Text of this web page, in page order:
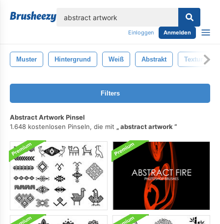
Einloggen Anmelden
Muster Hintergrund Weiß Abstrakt Textur
Filters
Abstract Artwork Pinsel
1.648 kostenlosen Pinseln, die mit
abstract artwork